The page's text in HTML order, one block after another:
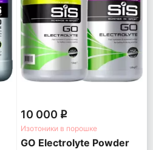
10 000 q
Изотоники в порошке
GO Electrolyte Powder